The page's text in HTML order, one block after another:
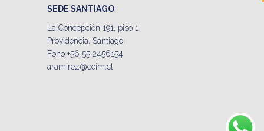
SEDE SANTIAGO
La Concepción 191, piso 1
Providencia, Santiago
Fono +56 55 2456154
aramirez@ceim.cl